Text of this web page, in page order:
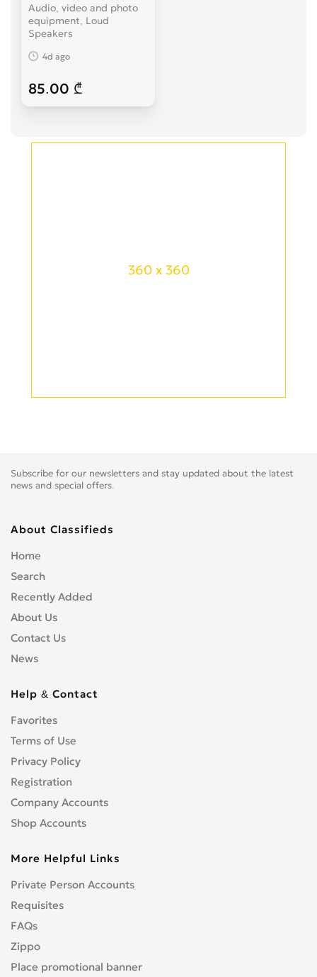
Audio, video and photo
equipment, Loud
Speakers
4d ago
85.00 ₾
360 x 360
Subscribe for our newsletters and stay updated about the latest
news and special offers.
About Classifieds
Home
Search
Recently Added
About Us
Contact Us
News
Help & Contact
Favorites
Terms of Use
Privacy Policy
Registration
Company Accounts
Shop Accounts
More Helpful Links
Private Person Accounts
Requisites
FAQs
Zippo
Place promotional banner